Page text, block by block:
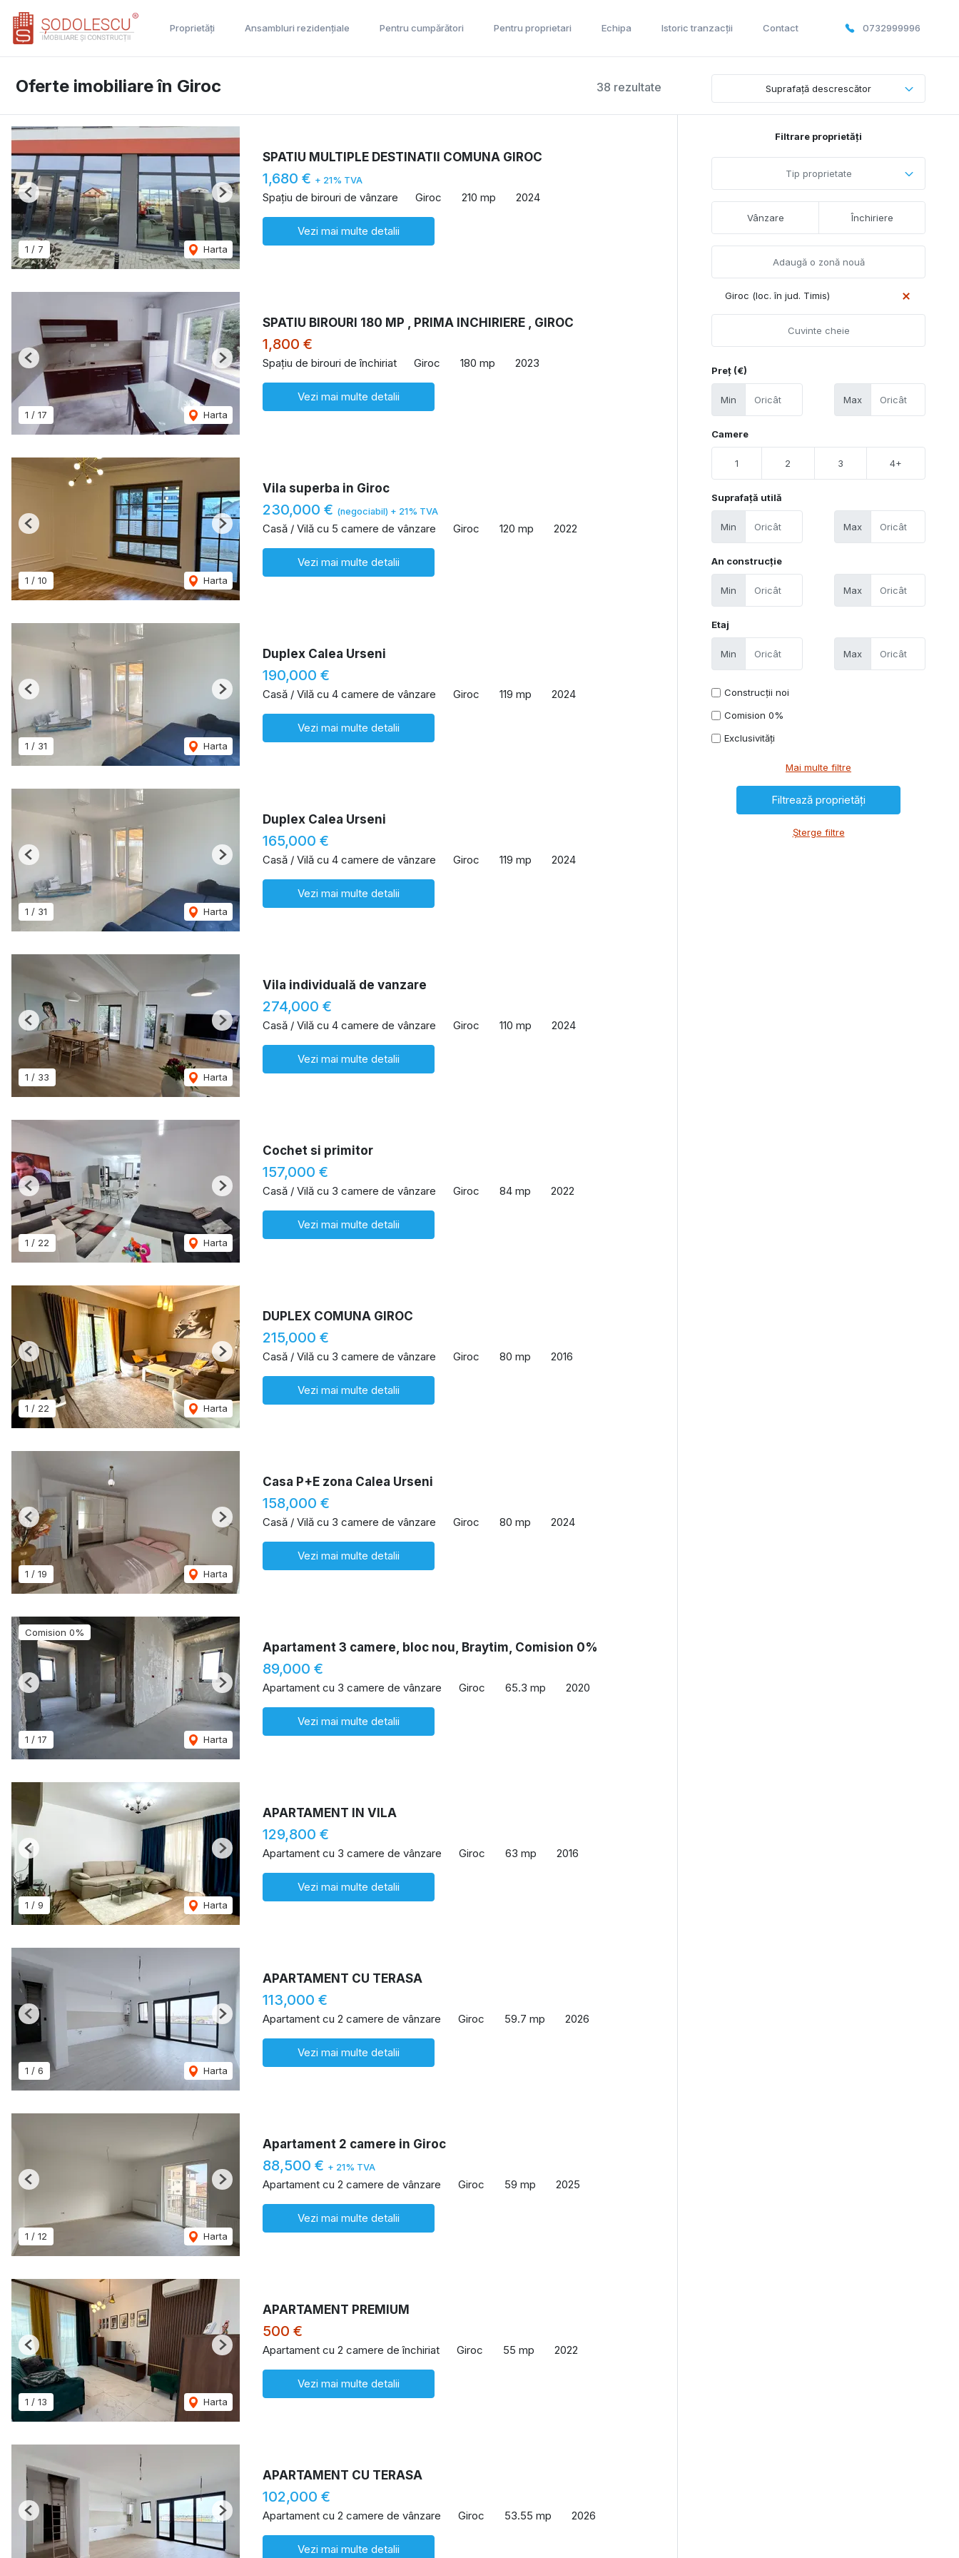
Proprietăți Ansambluri rezidențiale Pentru cumpărători Pentru proprietari Echipa Istoric tranzacții Contact 0732999996
38 rezultate
Oferte imobiliare în Giroc Suprafață descrescător
1 / 7 Harta
Previous Next
SPATIU MULTIPLE DESTINATII COMUNA GIROC
1,680 € + 21% TVA
Spațiu de birouri de vânzare Giroc 210 mp 2024
Vezi mai multe detalii
1 / 17 Harta
Previous Next
SPATIU BIROURI 180 MP , PRIMA INCHIRIERE , GIROC
1,800 €
Spațiu de birouri de închiriat Giroc 180 mp 2023
Vezi mai multe detalii
1 / 10 Harta
Previous Next
Vila superba in Giroc
230,000 € (negociabil) + 21% TVA
Casă / Vilă cu 5 camere de vânzare Giroc 120 mp 2022
Vezi mai multe detalii
1 / 31 Harta
Previous Next
Duplex Calea Urseni
190,000 €
Casă / Vilă cu 4 camere de vânzare Giroc 119 mp 2024
Vezi mai multe detalii
1 / 31 Harta
Previous Next
Duplex Calea Urseni
165,000 €
Casă / Vilă cu 4 camere de vânzare Giroc 119 mp 2024
Vezi mai multe detalii
1 / 33 Harta
Previous Next
Vila individuală de vanzare
274,000 €
Casă / Vilă cu 4 camere de vânzare Giroc 110 mp 2024
Vezi mai multe detalii
1 / 22 Harta
Previous Next
Cochet si primitor
157,000 €
Casă / Vilă cu 3 camere de vânzare Giroc 84 mp 2022
Vezi mai multe detalii
1 / 22 Harta
Previous Next
DUPLEX COMUNA GIROC
215,000 €
Casă / Vilă cu 3 camere de vânzare Giroc 80 mp 2016
Vezi mai multe detalii
1 / 19 Harta
Previous Next
Casa P+E zona Calea Urseni
158,000 €
Casă / Vilă cu 3 camere de vânzare Giroc 80 mp 2024
Vezi mai multe detalii
Comision 0%
1 / 17 Harta
Previous Next
Apartament 3 camere, bloc nou, Braytim, Comision 0%
89,000 €
Apartament cu 3 camere de vânzare Giroc 65.3 mp 2020
Vezi mai multe detalii
1 / 9 Harta
Previous Next
APARTAMENT IN VILA
129,800 €
Apartament cu 3 camere de vânzare Giroc 63 mp 2016
Vezi mai multe detalii
1 / 6 Harta
Previous Next
APARTAMENT CU TERASA
113,000 €
Apartament cu 2 camere de vânzare Giroc 59.7 mp 2026
Vezi mai multe detalii
1 / 12 Harta
Previous Next
Apartament 2 camere in Giroc
88,500 € + 21% TVA
Apartament cu 2 camere de vânzare Giroc 59 mp 2025
Vezi mai multe detalii
1 / 13 Harta
Previous Next
APARTAMENT PREMIUM
500 €
Apartament cu 2 camere de închiriat Giroc 55 mp 2022
Vezi mai multe detalii
Previous Next
APARTAMENT CU TERASA
102,000 €
Apartament cu 2 camere de vânzare Giroc 53.55 mp 2026
Vezi mai multe detalii
Filtrare proprietăți
Tip proprietate
Vânzare Închiriere
Giroc (loc. în jud. Timis)
Preț (€)
Min Max
Camere
1 2 3 4+
Suprafață utilă
Min Max
An construcție
Min Max
Etaj
Min Max
Construcții noi
Comision 0%
Exclusivități
Mai multe filtre
Șterge filtre